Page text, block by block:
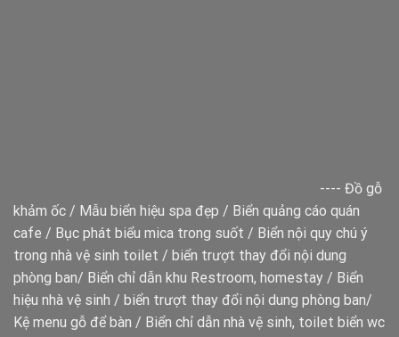
---- Đồ gỗ
khảm ốc / Mẫu biển hiệu spa đẹp / Biển quảng cáo quán
cafe / Bục phát biểu mica trong suốt / Biển nội quy chú ý
trong nhà vệ sinh toilet / biển trượt thay đổi nội dung
phòng ban/ Biển chỉ dẫn khu Restroom, homestay / Biển
hiệu nhà vệ sinh / biển trượt thay đổi nội dung phòng ban/
Kệ menu gỗ để bàn / Biển chỉ dẫn nhà vệ sinh, toilet biển wc